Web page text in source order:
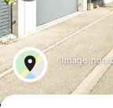
Image non